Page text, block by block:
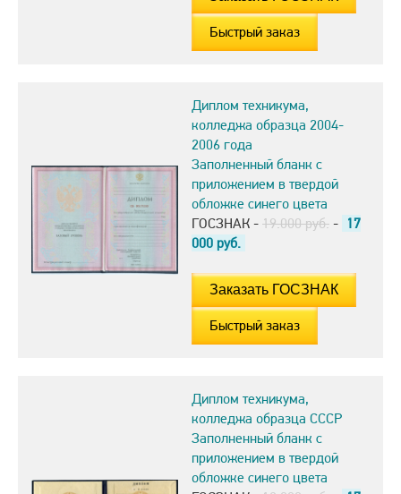
Быстрый заказ
Диплом техникума,
колледжа образца 2004-
2006 года
Заполненный бланк с
приложением в твердой
обложке синего цвета
ГОСЗНАК - 19.000 руб. - 17
000 руб.
Быстрый заказ
Диплом техникума,
колледжа образца СССР
Заполненный бланк с
приложением в твердой
обложке синего цвета